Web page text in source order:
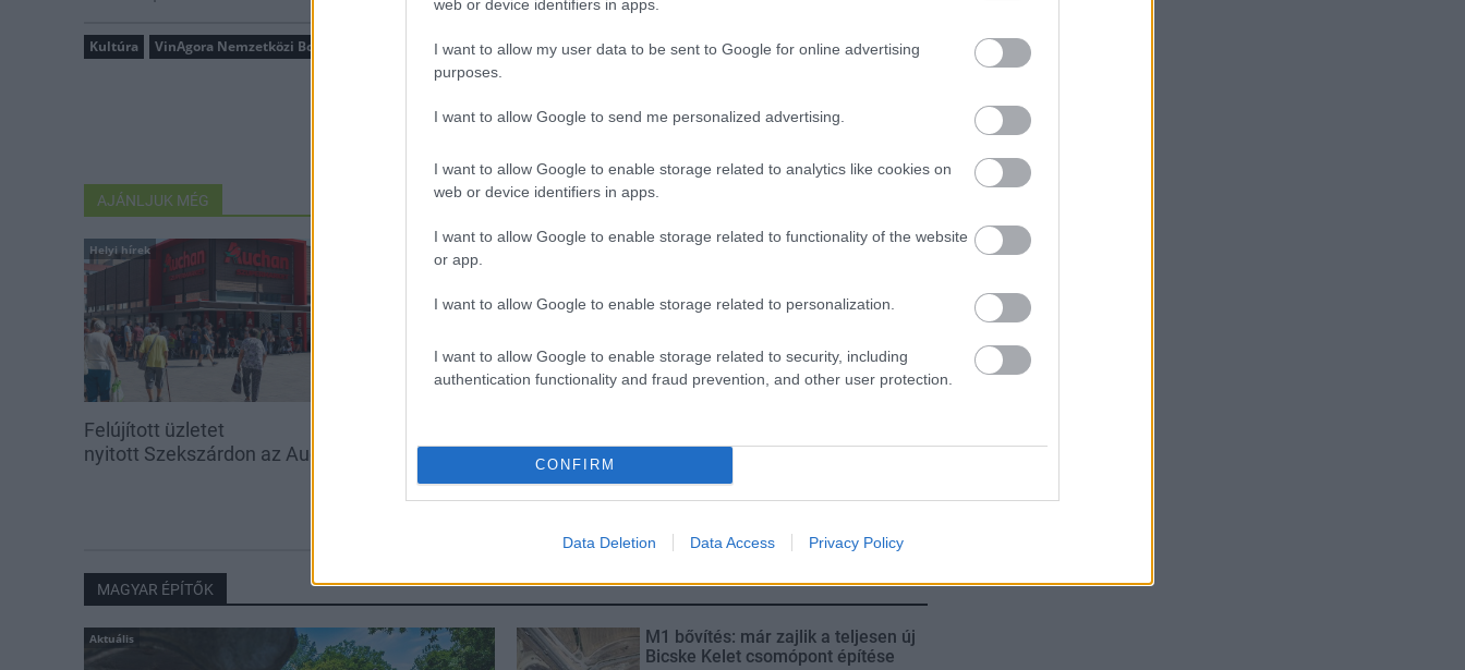
web or device identifiers in apps.
I want to allow my user data to be sent to Google for online advertising
purposes.
I want to allow Google to send me personalized advertising.
I want to allow Google to enable storage related to analytics like cookies on
web or device identifiers in apps.
I want to allow Google to enable storage related to functionality of the website
or app.
I want to allow Google to enable storage related to personalization.
I want to allow Google to enable storage related to security, including
authentication functionality and fraud prevention, and other user protection.
CONFIRM
Data Deletion Data Access Privacy Policy
Kultúra VinAgora Nemzetközi Borverseny Szekszárd Tolna megye
AJÁNLJUK MÉG
Helyi hírek
Felújított üzletet
nyitott Szekszárdon az Auchan
korszerű távközlési hálózatot a
Tarr Kft.
Országos hírek
előre a tizennégy megyére
kiterjedő állomásfelújítási
program
MAGYAR ÉPÍTŐK
Aktuális
M1 bővítés: már zajlik a teljesen új
Bicske Kelet csomópont építése